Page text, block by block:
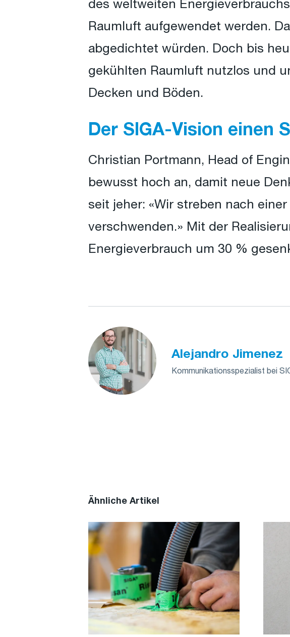
des weltweiten
Raumluft aufgewendet werden.
abgedichtet würden. Doch bis
gekühlten Raumluft nutzlos und
Decken und Böden.
Der SIGA-Vision einen
Christian Portmann, Head of
bewusst hoch an, damit neue
seit jeher: «Wir streben nach
verschwenden.» Mit der
Energieverbrauch um 30 %
Alejandro Jimenez
Kommunikationsspezialist bei
Ähnliche Artikel